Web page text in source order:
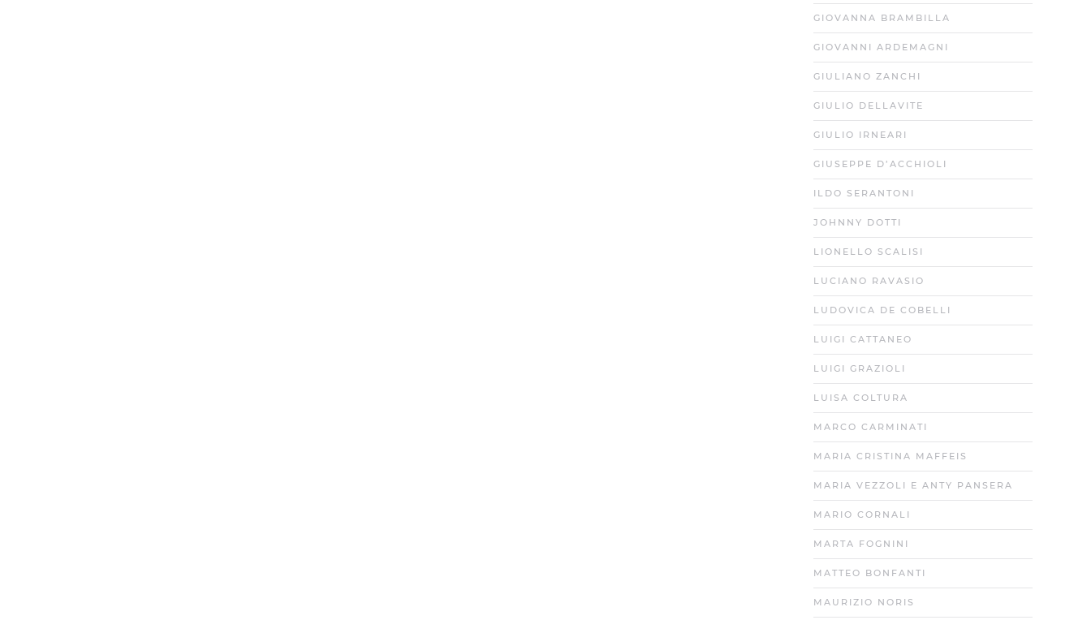
GIOVANNA BRAMBILLA
GIOVANNI ARDEMAGNI
GIULIANO ZANCHI
GIULIO DELLAVITE
GIULIO IRNEARI
GIUSEPPE D’ACCHIOLI
ILDO SERANTONI
JOHNNY DOTTI
LIONELLO SCALISI
LUCIANO RAVASIO
LUDOVICA DE COBELLI
LUIGI CATTANEO
LUIGI GRAZIOLI
LUISA COLTURA
MARCO CARMINATI
MARIA CRISTINA MAFFEIS
MARIA VEZZOLI E ANTY PANSERA
MARIO CORNALI
MARTA FOGNINI
MATTEO BONFANTI
MAURIZIO NORIS